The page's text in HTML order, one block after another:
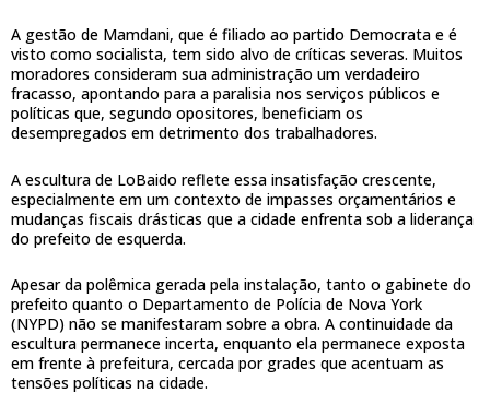
A gestão de Mamdani, que é filiado ao partido Democrata e é
visto como socialista, tem sido alvo de críticas severas. Muitos
moradores consideram sua administração um verdadeiro
fracasso, apontando para a paralisia nos serviços públicos e
políticas que, segundo opositores, beneficiam os
desempregados em detrimento dos trabalhadores.
A escultura de LoBaido reflete essa insatisfação crescente,
especialmente em um contexto de impasses orçamentários e
mudanças fiscais drásticas que a cidade enfrenta sob a liderança
do prefeito de esquerda.
Apesar da polêmica gerada pela instalação, tanto o gabinete do
prefeito quanto o Departamento de Polícia de Nova York
(NYPD) não se manifestaram sobre a obra. A continuidade da
escultura permanece incerta, enquanto ela permanece exposta
em frente à prefeitura, cercada por grades que acentuam as
tensões políticas na cidade.